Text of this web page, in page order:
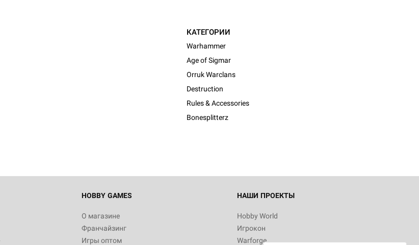
КАТЕГОРИИ
Warhammer
Age of Sigmar
Orruk Warclans
Destruction
Rules & Accessories
Bonesplitterz
HOBBY GAMES
О магазине
Франчайзинг
Игры оптом
НАШИ ПРОЕКТЫ
Hobby World
Игрокон
Warforge
Настольная игра Hobby World Монстры
Белая смерть
12 990
Настольная игра Hobby World Берсерк.